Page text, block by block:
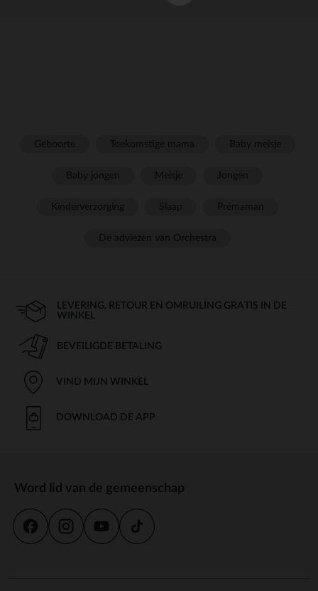
LEVERING, RETOUR EN OMRUILING GRATIS IN DE
WINKEL
BEVEILIGDE BETALING
VIND MIJN WINKEL
DOWNLOAD DE APP
Word lid van de gemeenschap